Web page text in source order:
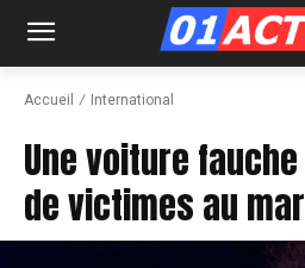
Accueil International
Une voiture
de victimes au